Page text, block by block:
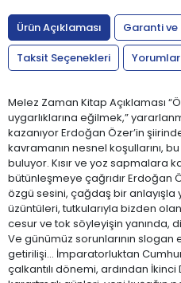
Ürün Açıklaması
Garanti
Taksit Seçenekleri
Yorumlar
Melez Zaman Kitap Açıklaması
uygarlıklarına eğilmek,”
kazanıyor Erdoğan Özer’in
kavramanın nesnel koşullarını,
buluyor. Kısır ve yoz sapmalara
bütünleşmeye çağrıdır Erdoğan
özgü sesini, çağdaş bir anlayışla
üzüntüleri, tutkularıyla bizden
cesur ve tok söyleyişin yanında,
Ve günümüz sorunlarının
getirilişi... İmparatorluktan
çalkantılı dönemi, ardından İkinci